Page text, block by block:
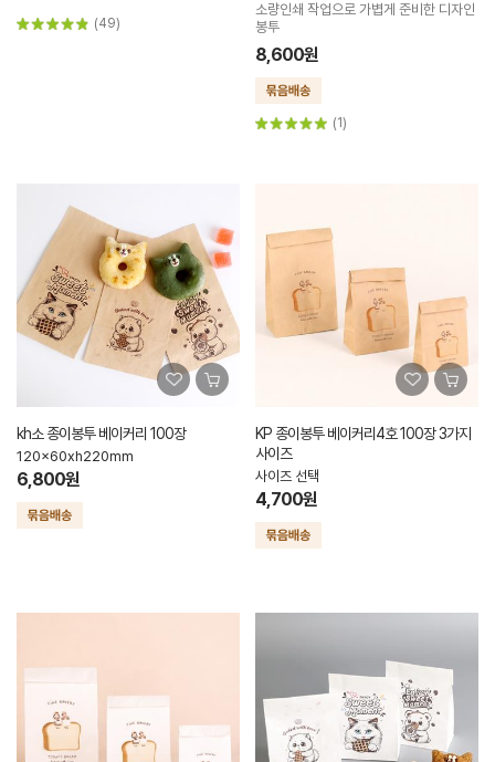
(49)
소량인쇄 작업으로 가볍게 준비한 디자인
봉투
8,600원
(1)
kh소 종이봉투 베이커리 100장
120x60xh220mm
6,800원
KP 종이봉투 베이커리4호 100장 3가지
사이즈
사이즈 선택
4,700원